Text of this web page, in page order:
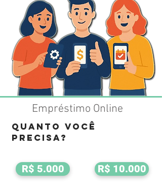
Empréstimo Online
Quanto Você
precisa?
R$ 5.000 R$ 10.000